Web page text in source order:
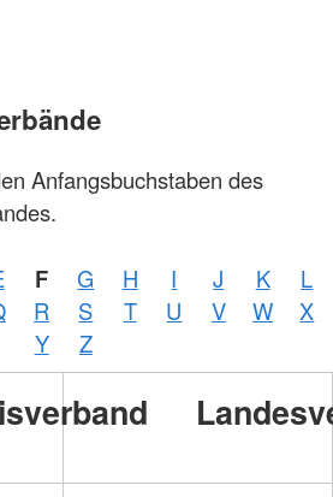
Anfangsbuchstaben des
F G H I J K
L
R S T U V W
X
Y
Z